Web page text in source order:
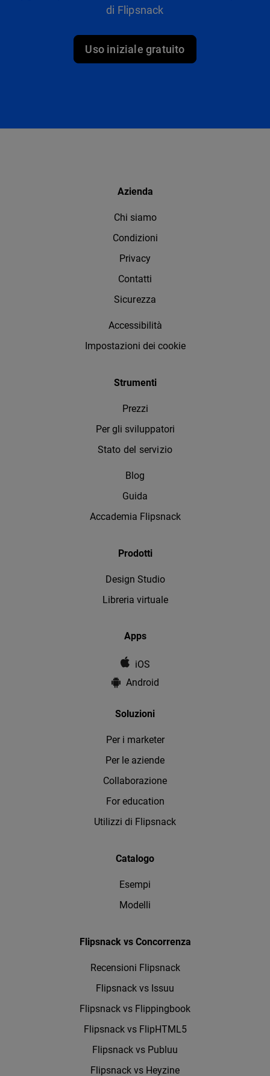
di Flipsnack
Uso iniziale gratuito
Azienda
Chi siamo
Condizioni
Privacy
Contatti
Sicurezza
Accessibilità
Impostazioni dei cookie
Strumenti
Prezzi
Per gli sviluppatori
Stato del servizio
Blog
Guida
Accademia Flipsnack
Prodotti
Design Studio
Libreria virtuale
Apps
iOS
Android
Soluzioni
Per i marketer
Per le aziende
Collaborazione
For education
Utilizzi di Flipsnack
Catalogo
Esempi
Modelli
Flipsnack vs Concorrenza
Recensioni Flipsnack
Flipsnack vs Issuu
Flipsnack vs Flippingbook
Flipsnack vs FlipHTML5
Flipsnack vs Publuu
Flipsnack vs Heyzine